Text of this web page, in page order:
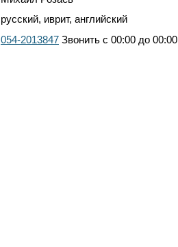
русский, иврит, английский
054-2013847 Звонить с 00:00 до 00:00